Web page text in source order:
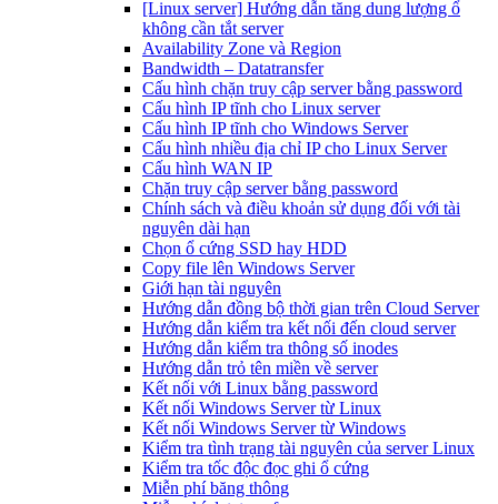
[Linux server] Hướng dẫn tăng dung lượng ổ
không cần tắt server
Availability Zone và Region
Bandwidth – Datatransfer
Cấu hình chặn truy cập server bằng password
Cấu hình IP tĩnh cho Linux server
Cấu hình IP tĩnh cho Windows Server
Cấu hình nhiều địa chỉ IP cho Linux Server
Cấu hình WAN IP
Chặn truy cập server bằng password
Chính sách và điều khoản sử dụng đối với tài
nguyên dài hạn
Chọn ổ cứng SSD hay HDD
Copy file lên Windows Server
Giới hạn tài nguyên
Hướng dẫn đồng bộ thời gian trên Cloud Server
Hướng dẫn kiểm tra kết nối đến cloud server
Hướng dẫn kiểm tra thông số inodes
Hướng dẫn trỏ tên miền về server
Kết nối với Linux bằng password
Kết nối Windows Server từ Linux
Kết nối Windows Server từ Windows
Kiểm tra tình trạng tài nguyên của server Linux
Kiểm tra tốc độc đọc ghi ổ cứng
Miễn phí băng thông